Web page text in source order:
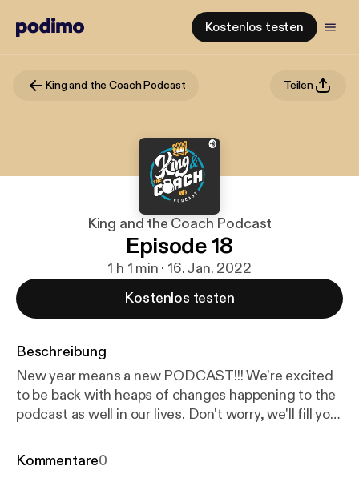
Kostenlos testen
King and the Coach Podcast Teilen
King and the Coach Podcast
Episode 18
1 h 1 min · 16. Jan. 2022
Kostenlos testen
Beschreibung
New year means a new PODCAST!!! We're excited
to be back with heaps of changes happening to the
podcast as well in our lives. Don't worry, we'll fill you
Support this podcast:
Kommentare0